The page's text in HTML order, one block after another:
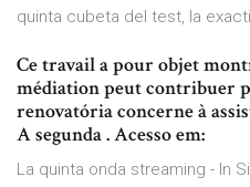
quinta cubeta del test, la
Ce travail a pour objet
médiation peut contribuer
renovatória concerne à
A segunda. Acesso em:
La quinta onda streaming - In